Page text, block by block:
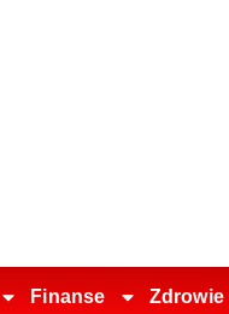
Finanse Zdrowie